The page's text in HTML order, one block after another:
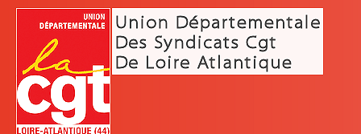
Panneau de gestion des cookies